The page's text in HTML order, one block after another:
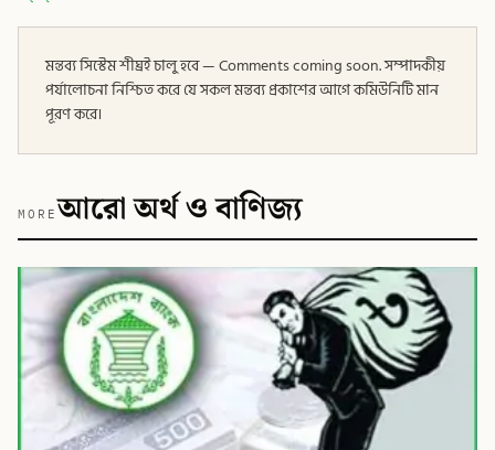
মন্তব্য সিস্টেম শীঘ্রই চালু হবে — Comments coming soon. সম্পাদকীয়
পর্যালোচনা নিশ্চিত করে যে সকল মন্তব্য প্রকাশের আগে কমিউনিটি মান
পূরণ করে।
MOREআরো অর্থ ও বাণিজ্য